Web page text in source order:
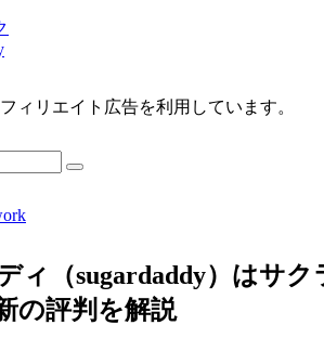
ィリエイト広告を利用しています。
ィ（sugardaddy）はサ
の評判を解説